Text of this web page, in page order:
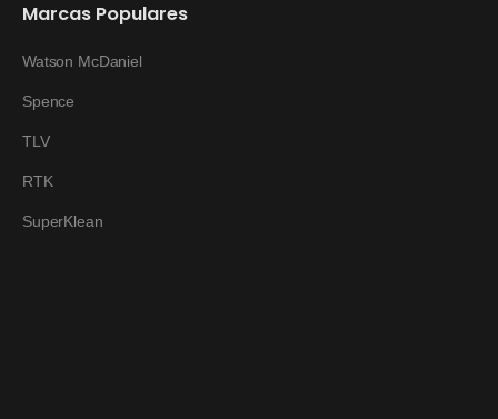
Marcas Populares
Watson McDaniel
Spence
TLV
RTK
SuperKlean